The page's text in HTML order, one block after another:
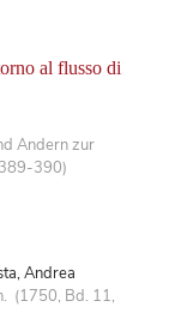
al flusso di
Andern zur
390)
Andrea
(1750, Bd. 11,